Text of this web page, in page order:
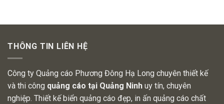
THÔNG TIN LIÊN HỆ
Công ty Quảng cáo Phương Đông Hạ Long chuyên thiết kế
và thi công quảng cáo tại Quảng Ninh uy tín, chuyên
nghiệp. Thiết kế biển quảng cáo đẹp, in ấn quảng cáo chất